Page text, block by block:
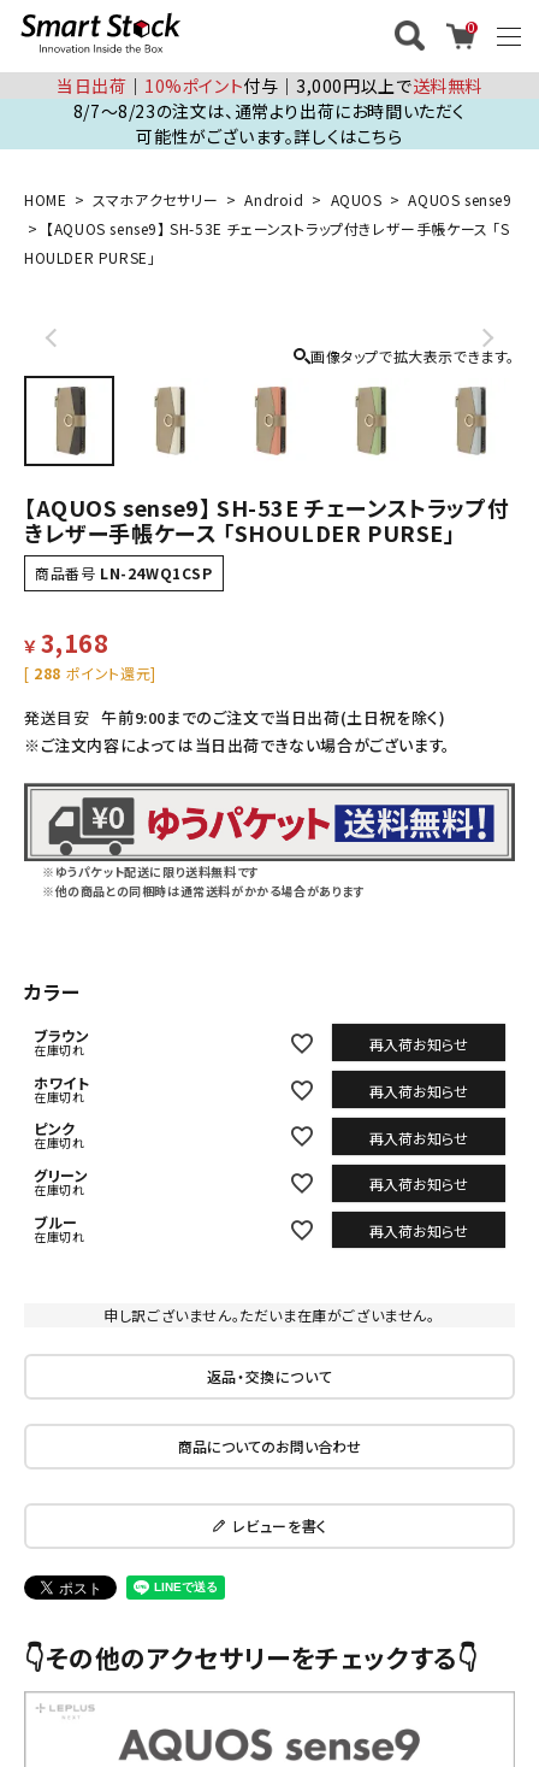
0
当日出荷 │ 10%ポイント付与│3,000円以上で送料無料
8/7～8/23の注文は、通常より出荷にお時間いただく
可能性がございます。詳しくはこちら
HOME スマホアクセサリー Android AQUOS
AQUOS sense9
【AQUOS sense9】 SH-53E チェーンストラップ付きレザー手帳ケース 「S
HOULDER PURSE」
画像タップで拡大表示できます。
【AQUOS sense9】 SH-53E チェーンストラップ付
きレザー手帳ケース 「SHOULDER PURSE」
商品番号 LN-24WQ1CSP
￥ 3,168
[ 288 ポイント還元]
発送目安 午前9:00までのご注文で当日出荷(土日祝を除く)
※ご注文内容によっては当日出荷できない場合がございます。
※ゆうパケット配送に限り送料無料です
※他の商品との同梱時は通常送料がかかる場合があります
カラー
ブラウン
在庫切れ
再入荷お知らせ
ホワイト
在庫切れ
再入荷お知らせ
ピンク
在庫切れ
再入荷お知らせ
グリーン
在庫切れ
再入荷お知らせ
ブルー
在庫切れ 再入荷お知らせ
申し訳ございません。ただいま在庫がございません。
返品・交換について
商品についてのお問い合わせ
レビューを書く
👇その他のアクセサリーをチェックする👇